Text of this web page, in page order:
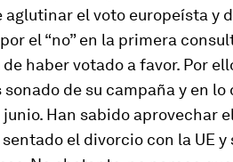
el voto europeísta y
el “no” en la primera
haber votado a favor. Por
de su campaña y en lo
Han sabido aprovechar
el divorcio con la UE